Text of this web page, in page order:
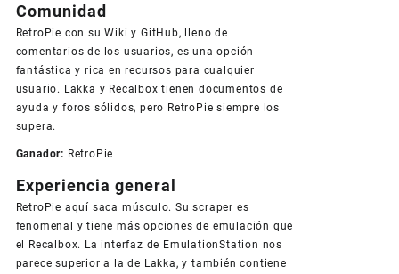
Comunidad
RetroPie con su Wiki y GitHub, lleno de
comentarios de los usuarios, es una opción
fantástica y rica en recursos para cualquier
usuario. Lakka y Recalbox tienen documentos de
ayuda y foros sólidos, pero RetroPie siempre los
supera.
Ganador: RetroPie
Experiencia general
RetroPie aquí saca músculo. Su scraper es
fenomenal y tiene más opciones de emulación que
el Recalbox. La interfaz de EmulationStation nos
parece superior a la de Lakka, y también contiene